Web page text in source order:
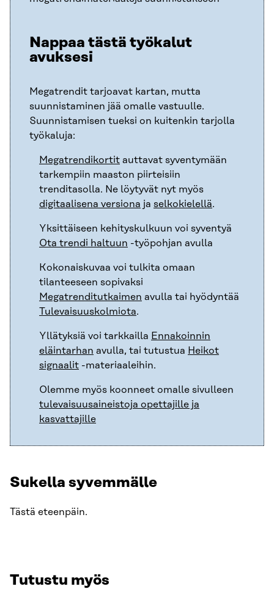
Nappaa tästä työkalut
avuksesi
Megatrendit tarjoavat kartan, mutta
suunnistaminen jää omalle vastuulle.
Suunnistamisen tueksi on kuitenkin tarjolla
työkaluja:
Megatrendikortit auttavat syventymään
tarkempiin maaston piirteisiin
trenditasolla. Ne löytyvät nyt myös
digitaalisena versiona ja selkokielellä.
Yksittäiseen kehityskulkuun voi syventyä
Ota trendi haltuun -työpohjan avulla
Kokonaiskuvaa voi tulkita omaan
tilanteeseen sopivaksi
Megatrenditutkaimen avulla tai hyödyntää
Tulevaisuuskolmiota.
Yllätyksiä voi tarkkailla Ennakoinnin
eläintarhan avulla, tai tutustua Heikot
signaalit -materiaaleihin.
Olemme myös koonneet omalle sivulleen
tulevaisuusaineistoja opettajille ja
kasvattajille
Sukella syvemmälle
Tästä eteenpäin.
Tutustu myös